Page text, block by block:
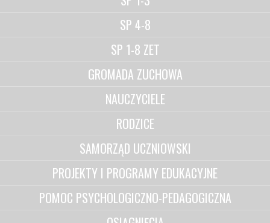
SP 4-8
SP 1-8 ZET
GROMADA ZUCHOWA
NAUCZYCIELE
RODZICE
SAMORZĄD UCZNIOWSKI
PROJEKTY I PROGRAMY EDUKACYJNE
POMOC PSYCHOLOGICZNO-PEDAGOGICZNA